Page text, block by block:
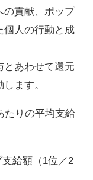
の貢献、ポップ
個人の行動と成
とあわせて還元
ます。
たりの平均支給
支給額（1位／2